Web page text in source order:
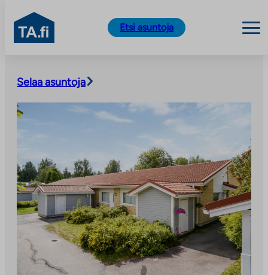
sisältöön
TA.fi
Etsi asuntoja
Selaa asuntoja